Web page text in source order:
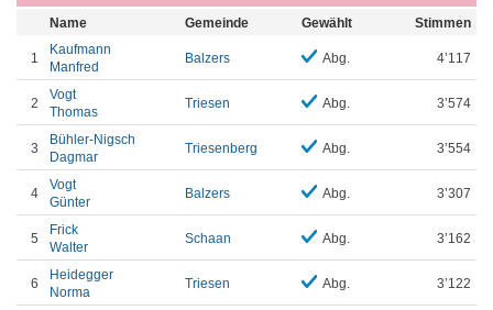
Name Gemeinde Gewählt Stimmen
1
Kaufmann
Manfred
Balzers Abg. 4’117
2
Vogt
Thomas
Triesen Abg. 3’574
3
Bühler-Nigsch
Dagmar
Triesenberg Abg. 3’554
4
Vogt
Günter
Balzers Abg. 3’307
5
Frick
Walter
Schaan Abg. 3’162
6
Heidegger
Norma
Triesen Abg. 3’122